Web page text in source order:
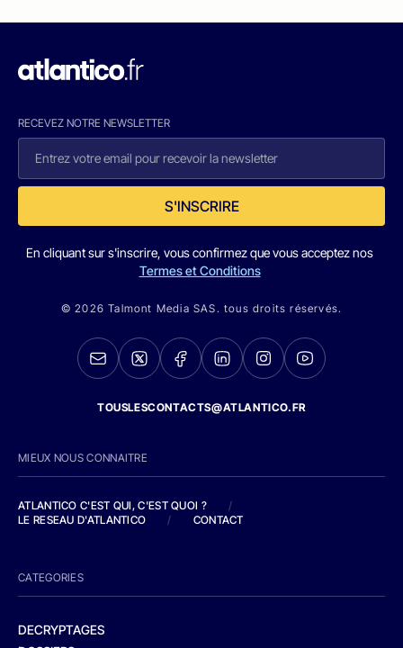
RECEVEZ NOTRE NEWSLETTER
S'INSCRIRE
En cliquant sur s'inscrire, vous confirmez que vous acceptez nos
Termes et Conditions
© 2026 Talmont Media SAS. tous droits réservés.
TOUSLESCONTACTS@ATLANTICO.FR
MIEUX NOUS CONNAITRE
ATLANTICO C'EST QUI, C'EST QUOI ?
/
LE RESEAU D'ATLANTICO
/ CONTACT
CATEGORIES
DECRYPTAGES